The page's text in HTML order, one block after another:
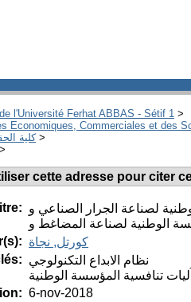
l'Université Ferhat ABBAS - Sétif 1 >
Economiques, Commerciales et des
كلية>
>
cette adresse pour citer
لصناعة الجرار الصناعي و
الوطنية لصناعة المضاغط و
كورتل, نجاة
نظام الابداع التكنولوجي
آليات تنافسية المؤسسة الوطنية
6-nov-2018